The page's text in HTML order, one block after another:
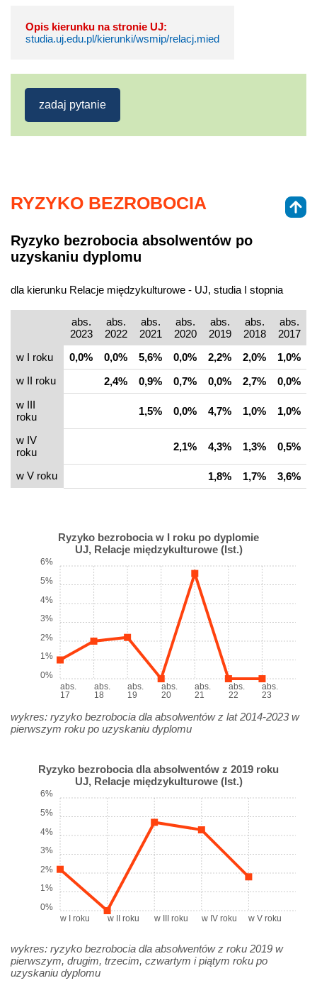
Opis kierunku na stronie UJ:
studia.uj.edu.pl/kierunki/wsmip/relacj.mied
zadaj pytanie
RYZYKO BEZROBOCIA
Ryzyko bezrobocia absolwentów po
uzyskaniu dyplomu
dla kierunku Relacje międzykulturowe - UJ, studia I stopnia
abs.
2023
abs.
2022
abs.
2021
abs.
2020
abs.
2019
abs.
2018
abs.
2017
w I roku
0,0% 0,0% 5,6% 0,0% 2,2% 2,0%
1,0%
w II roku
2,4% 0,9% 0,7% 0,0% 2,7%
0,0%
w III
roku
1,5% 0,0% 4,7% 1,0% 1,0%
w IV
roku
2,1% 4,3% 1,3% 0,5%
w V roku 1,8% 1,7% 3,6%
Ryzyko bezrobocia w I roku po dyplomie
UJ, Relacje międzykulturowe (Ist.)
abs.
17
abs.
18
abs.
19
abs.
20
abs.
21
abs.
22
abs.
23
0%
1%
2%
3%
4%
5%
6%
wykres: ryzyko bezrobocia dla absolwentów z lat 2014-2023 w
pierwszym roku po uzyskaniu dyplomu
Ryzyko bezrobocia dla absolwentów z 2019 roku
UJ, Relacje międzykulturowe (Ist.)
w I roku w II roku w III roku w IV roku w V roku
0%
1%
2%
3%
4%
5%
6%
wykres: ryzyko bezrobocia dla absolwentów z roku 2019 w
pierwszym, drugim, trzecim, czwartym i piątym roku po
uzyskaniu dyplomu